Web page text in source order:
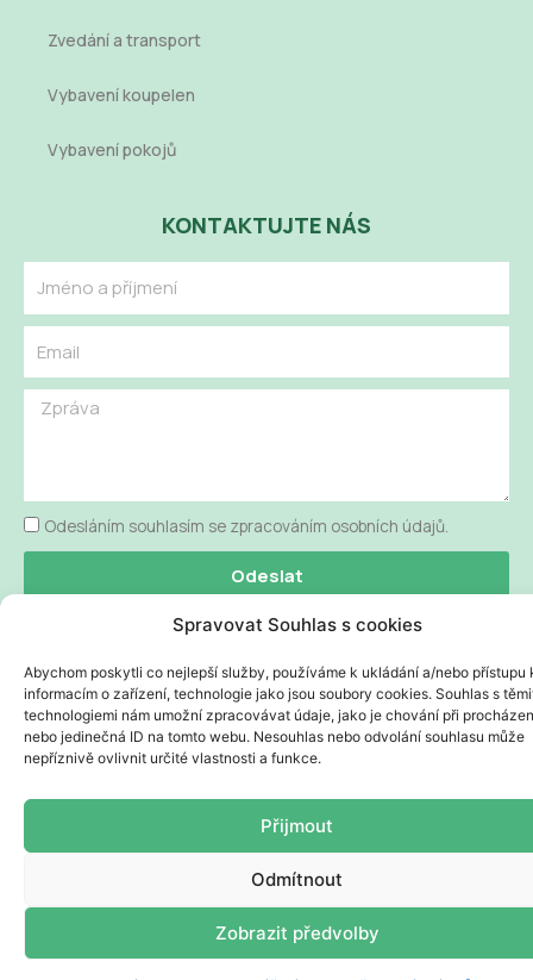
Spravovat Souhlas s cookies
Abychom poskytli co nejlepší služby, používáme k ukládání a/nebo přístupu
informacím o zařízení, technologie jako jsou soubory cookies. Souhlas s
technologiemi nám umožní zpracovávat údaje, jako je chování při
nebo jedinečná ID na tomto webu. Nesouhlas nebo odvolání souhlasu může
nepříznivě ovlivnit určité vlastnosti a funkce.
Přijmout
Odmítnout
Zobrazit předvolby
Zvedání a transport
Vybavení koupelen
Vybavení pokojů
KONTAKTUJTE NÁS
Message
Odesláním souhlasím se zpracováním osobních údajů.
Odeslat
Copyright © 2023 | Powered byBig Flow Production |Zásady
zpracování osobních údajů